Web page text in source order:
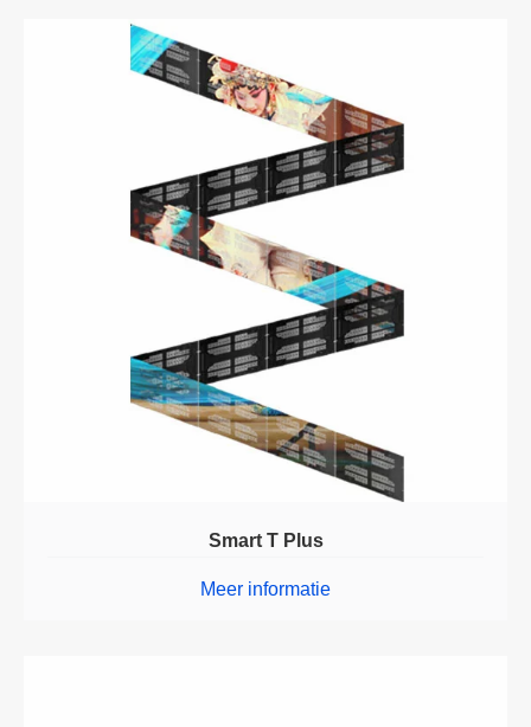
Smart T Plus
Meer informatie